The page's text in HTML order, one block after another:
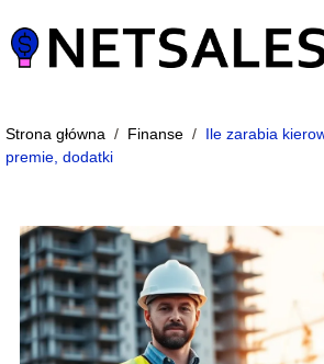
Strona główna / Finanse / Ile zarabia
premie, dodatki